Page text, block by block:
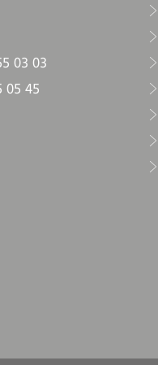
03 03
05 45